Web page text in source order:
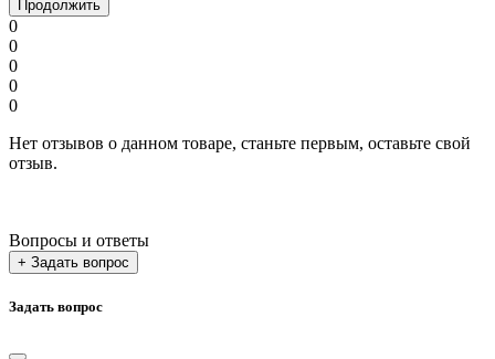
Продолжить
0
0
0
0
0
Нет отзывов о данном товаре, станьте первым, оставьте свой
отзыв.
Вопросы и ответы
+ Задать вопрос
Задать вопрос